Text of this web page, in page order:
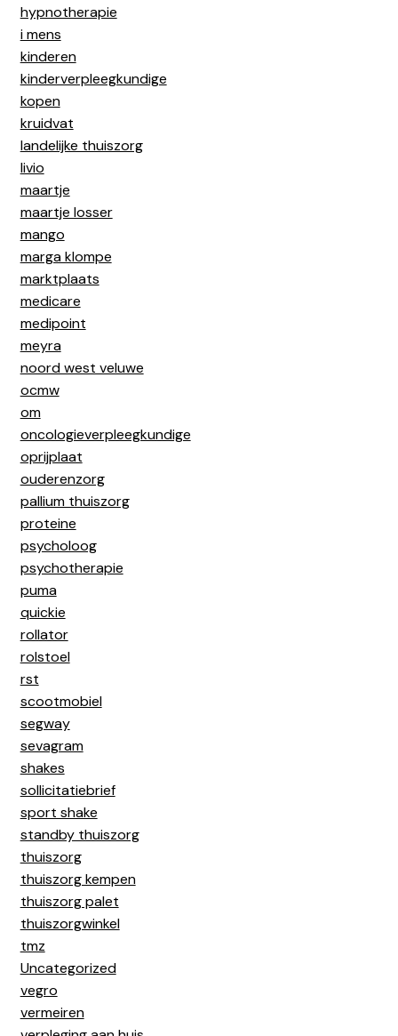
hypnotherapie
i mens
kinderen
kinderverpleegkundige
kopen
kruidvat
landelijke thuiszorg
livio
maartje
maartje losser
mango
marga klompe
marktplaats
medicare
medipoint
meyra
noord west veluwe
ocmw
om
oncologieverpleegkundige
oprijplaat
ouderenzorg
pallium thuiszorg
proteine
psycholoog
psychotherapie
puma
quickie
rollator
rolstoel
rst
scootmobiel
segway
sevagram
shakes
sollicitatiebrief
sport shake
standby thuiszorg
thuiszorg
thuiszorg kempen
thuiszorg palet
thuiszorgwinkel
tmz
Uncategorized
vegro
vermeiren